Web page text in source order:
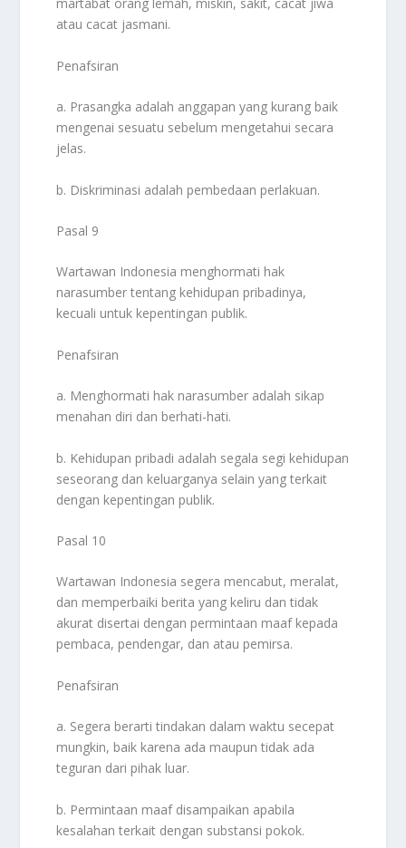
martabat orang lemah, miskin, sakit, cacat jiwa
atau cacat jasmani.
Penafsiran
a. Prasangka adalah anggapan yang kurang baik
mengenai sesuatu sebelum mengetahui secara
jelas.
b. Diskriminasi adalah pembedaan perlakuan.
Pasal 9
Wartawan Indonesia menghormati hak
narasumber tentang kehidupan pribadinya,
kecuali untuk kepentingan publik.
Penafsiran
a. Menghormati hak narasumber adalah sikap
menahan diri dan berhati-hati.
b. Kehidupan pribadi adalah segala segi kehidupan
seseorang dan keluarganya selain yang terkait
dengan kepentingan publik.
Pasal 10
Wartawan Indonesia segera mencabut, meralat,
dan memperbaiki berita yang keliru dan tidak
akurat disertai dengan permintaan maaf kepada
pembaca, pendengar, dan atau pemirsa.
Penafsiran
a. Segera berarti tindakan dalam waktu secepat
mungkin, baik karena ada maupun tidak ada
teguran dari pihak luar.
b. Permintaan maaf disampaikan apabila
kesalahan terkait dengan substansi pokok.